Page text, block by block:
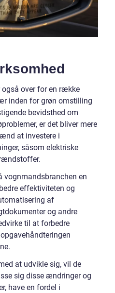
over for en række
inden for grøn omstilling
bevidsthed om
er det bliver mere
at investere i
såsom elektriske
vognmandsbranchen en
effektiviteten og
af
og andre
til at forbedre
at udvikle sig, vil de
sig disse ændringer og
have en fordel i